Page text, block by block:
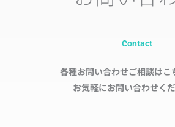
Contact
各種お問い合わせご相談はこ
お気軽にお問い合わせくだ